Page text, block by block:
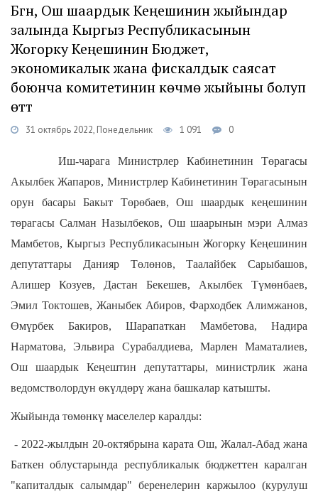
Бүгүн, Ош шаардык Кеңешинин жыйындар
залында Кыргыз Республикасынын
Жогорку Кеңешинин Бюджет,
экономикалык жана фискалдык саясат
боюнча комитетинин көчмө жыйыны болуп
өттү
31 октябрь 2022, Понедельник 1 091 0
Иш-чарага Министрлер Кабинетинин Төрагасы
Акылбек Жапаров, Министрлер Кабинетинин Төрагасынын
орун басары Бакыт Төрөбаев, Ош шаардык кеңешинин
төрагасы Салман Назылбеков, Ош шаарынын мэри Алмаз
Мамбетов, Кыргыз Республикасынын Жогорку Кеңешинин
депутаттары Данияр Төлөнов, Таалайбек Сарыбашов,
Алишер Козуев, Дастан Бекешев, Акылбек Түмөнбаев,
Эмил Токтошев, Жаныбек Абиров, Фарходбек Алимжанов,
Өмүрбек Бакиров, Шарапаткан Мамбетова, Надира
Нарматова, Эльвира Сурабалдиева, Марлен Маматалиев,
Ош шаардык Кеңештин депутаттары, министрлик жана
ведомстволордун өкүлдөрү жана башкалар катышты.
Жыйында төмөнкү маселелер каралды:
- 2022-жылдын 20-октябрына карата Ош, Жалал-Абад жана
Баткен облустарында республикалык бюджеттен каралган
"капиталдык салымдар" беренелерин каржылоо (курулуш